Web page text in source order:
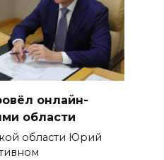
онлайн-
области
области Юрий